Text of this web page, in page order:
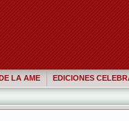
LA AME EDICIONES